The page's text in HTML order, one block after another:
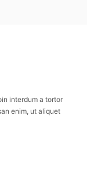
interdum a tortor
enim, ut aliquet